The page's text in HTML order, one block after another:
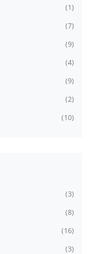
1
7
9
4
9
2
10
3
8
16
3